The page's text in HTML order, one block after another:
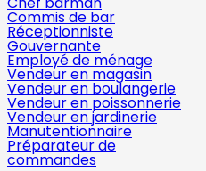
Commis de bar
Réceptionniste
Gouvernante
Employé de ménage
Vendeur en magasin
Vendeur en boulangerie
Vendeur en poissonnerie
Vendeur en jardinerie
Manutentionnaire
Préparateur de
commandes